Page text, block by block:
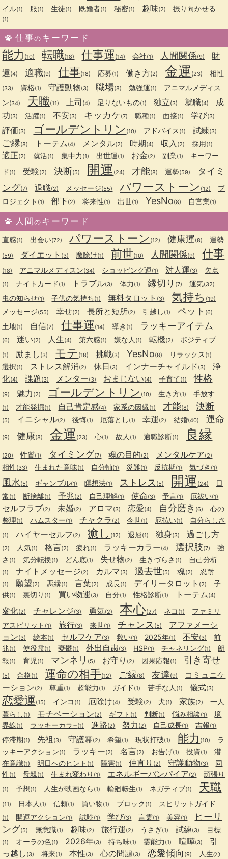
イル(1) 服(1) 生徒(1) 既婚者(1) 秘密(1) 趣味(2) 振り向かせる
(1)
仕事のキーワード
能力 (10) 転職(18) 仕事運 (14) 会社(1) 人間関係(9)
財
運(4) 適職(9) 仕事(18) 応募(1) 働き方(2) 金運 (23) 相性
(33) 資格(1) 守護動物(3) 職場(8) 勉強運(1)
アニマルメディス
ン(34) 天職(11) 上司 (4) 足りないもの(1) 独立(3) 就職(4)
成
功(3) 活躍(1) 不安(3) キッカケ(7) 職種(1) 面接(1) 学び(3)
評価(3) ゴールデントリン (10) アドバイス (1) 試練(3)
ご縁(8) トーテム (4) メンタル(2) 時期(4) 収入 (2) 採用(1)
適正(2) 就活(1) 集中力 (1) 出世運(1) お金(2) 副業(1)
キーワー
ド (1) 受験(2) 決断(5) 開運 (24) 才能(8) 運勢(59)
タイミ
ング(7) 退職(2) メッセージ(55) パワーストーン (12)
プ
ロジェクト (1) 部下(2) 将来性(1) 出世(1) YesNo(8) 自営業(1)
人間のキーワード
直感(1) 出会い(72) パワーストーン (12) 健康運(8) 運勢
(59) ダイエット (3) 魔除け(1) 前世(10) 人間関係(9) 仕事
(18) アニマルメディスン(34) ショッピング運(1) 対人運(3) 欠点
(1) ナイトカード (1) トラブル(3) 体力 (1) 縁切り (7) 運気(32)
虫の知らせ(1) 子供の気持ち(1) 無料タロット (3) 気持ち (19)
メッセージ(55) 幸せ(2) 長所と短所(2) 引越し (1) ペット (6)
土地(1) 自信(2) 仕事運 (14) 導き (1) ラッキーアイテム
(6) 迷い(2) 人生(4) 第六感(1) 嫌な人 (1) 転機(2) ポジティブ
(1) 励まし (3) モテ (18) 挑戦(3) YesNo(8) リラックス (1)
選択(1) ストレス解消(2) 休日 (3) インナーチャイルド (3)
浄
化(4) 課題 (3) メンター(3) おまじない(4) 子育て(1) 性格
(9) 魅力 (2) ゴールデントリン (10) 生き方(1) 手放す
(1) 才能発掘(1) 自己肯定感(4) 家系の因縁(1) 才能(8) 決断
(5) イニシャル(2) 後悔(1) 厄落とし (1) 幸運(2) 結婚(40) 運命
(9) 健康(8) 金運 (23) 心(1) 故人 (1) 適職診断(1) 良縁
(20) 性質(1) タイミング(7) 魂の目的(2) メンタルケア(2)
相性(33) 生まれた意味(1) 自分軸(1) 災難(1) 反抗期(1) 気づき (1)
風水(5) ギャンブル(1) 瞑想法(1) ストレス (5) 開運 (24)
日
常 (1) 断捨離(1) 予兆(2) 自己理解(1) 使命(3) 予言(1) 厄祓い(1)
セルフラブ(2) 未婚(2) アロマ(3) 恋愛(4) 自分磨き (6)
心の
整理(1) ハムスター(1) チャクラ (2) 今世(1) 厄払い(1) 自分らしさ
(1) ハイヤーセルフ (2) 癒し (12) 退屈(1) 独身(3) 過ごし方
(2) 人気(1) 格言(2) 疲れ(1) ラッキーカラー(4) 選択肢(7)
強
さ (1) 気分転換(1) どん底(1) 失せ物(2) 生きづらさ (1) 自己分析
(1) ナイトメッセージ(2) カルマ(3) 過去世(5) 魂(2) 忍耐
(1) 願望(2) 悪縁(1) 言葉(2) 成長(1) デイリータロット (2)
子
供(1) 裏切り (1) 買い物運(3) 自分(1) 性格診断(1) トーテム (4)
変化(2) チャレンジ(3) 勇気(2) 本心(27) ネコ (1)
ファミリ
アスピリット (1) 旅行(3) 来世(1) チャンス (5)
アファメーシ
ョン(3) 絵本(1) セルフケア(3) 救い(1) 2025年(1) 不安(3)
前
兆(1) 使役霊(1) 憂鬱(1) 外出自粛(3) HSP(1) チャネリング(1)
朗
報(1) 育児 (1) マンネリ (5) お守り (2) 因果応報(1) 引き寄せ
(5) 合格(1) 運命の相手(12) ご縁(8) 友達 (9)
コミュニケ
ーション(2) 尊重(1) 超能力 (1) ガイド (1) 苦手な人 (1) 儀式(3)
恋愛運 (15) インコ (1) 厄除け(4) 受験(2) 犬(1) 家族(2)
一人
暮らし (1) モチベーション(2) ギフト (1) 判断(1) 悩み相談(1)
境
界線(1) ラッキーカラ−(1) 進路(2) 努力 (2) 自己成長(1) 吉報(1)
停滞期(1) 先祖 (3) 守護霊(2) 希望(1) 現状打破(1) 能力 (10)
ラ
ッキーアクション(1) ラッキー(2) 名言(2) お告げ(1) 投資(1)
潜
在意識(1) 明日へのヒント (1) 障害(1) 仲直り (2) 守護動物(3)
同
性(1) 母親(1) 生まれ変わり (1) エネルギーバンパイア(2) 頑張り
(1) 予想(1) 人生が映画なら (1) 輪廻転生(1) ネガティブ(1) 天職
(11) 日本人 (1) 信頼(1) 買い物(1) ブロック (1) スピリットガイド
(1) 開運アクション(1) 試験(1) 学び(3) 言霊(1) 美容(1)
ヒーリ
ング(5) 無意識(1) 趣味(2) 旅行運(2) うさぎ(1) 試練(3) 目標
(1) オーラの色(1) 2026年(3) 持ち味(1) 霊能力 (1) 喧嘩(3)
引
っ越し (3) 将来(1) 本性(3) 心の問題 (3) 恋愛傾向 (9)
人生の